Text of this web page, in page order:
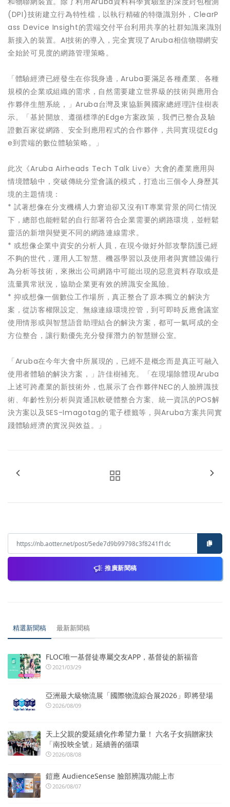
(DPI)技術建立行為特性檔，以執行精確的特徵識別外，ClearP
ass Device Insight的雲端交付平台利用共享的社群知識來識別
新接入的裝置。AI技術的導入，完全實現了Aruba相信物聯網安
全始於可見度的網路管理策略。
「體驗經濟已經發生在你我身邊，Aruba要滿足各種產業、各種
規模的企業或組織的需求，自然需要建立世界級的技術與應用合
作夥伴生態系統，」Aruba台灣及東協新興國家總經理許佳樹表
示。「基於開放、遵循標準的Edge方案政策，我們已整合及驗
證數百家從網路、安全到應用程式的合作夥伴，共同實現從Edg
e到雲端的數位體驗策略。」
此次《Aruba Airheads Tech Talk Live》大會的產業應用與
情境體驗中，突破傳統分堂會議的模式，打造出三個令人身歷其
境的主題情境：
* 試著想像在分支機構人力窘迫卻又沒有IT專業背景的同仁情況
下，總部也能輕鬆的自行部署符合企業需要的網路環境，並輕鬆
靈活的新增與變更不同的網路連線需求。
* 或想像企業中資安的分析人員，在現今做好外部攻擊防護已經
不夠的世代，運用人工智慧、機器學習以及使用者與實體設備行
為分析等技術，來揪出公司網路中可能出現的惡意資料存取或是
流量異常狀況，協助企業更有效的辨識安全風險。
* 抑或想像一個數位工作場所，真正整合了原本獨立的解決方
案，從訪客權限設定、無線連線環境控管，到可即時反應會議室
使用情形或與智慧語音助理結合的解決方案，都可一氣呵成的全
方位整合，讓行動優先充分發揮潛力的智慧辦公室。
「Aruba在今年大會中所展現的，已經不是概念而是真正可融入
使用者體驗的解決方案，」許佳樹補充。「在現場除體現Aruba
上述可跨產業的新技術外，也展示了合作夥伴NEC的人臉辨識技
術、年齡性別分析與資通訊軟硬體整合方案、統一資訊的POS解
決方案以及SES-Imagotag的電子標籤等，與Aruba方案共同實
踐體驗經濟的實況與效益。」
推廣新聞稿
精選新聞稿 最新新聞稿
FLOC唯一基督徒專屬交友APP，基督徒的新福音
2021/03/29
亞洲最大級物流展「國際物流綜合展2026」即將登場
2026/08/09
天上父親的愛延續化作希望力量！ 六名子女捐贈家扶
「南投映全號」延續善的循環
2026/08/08
鎧應 AudienceSense 臉部辨識功能上市
2026/08/07